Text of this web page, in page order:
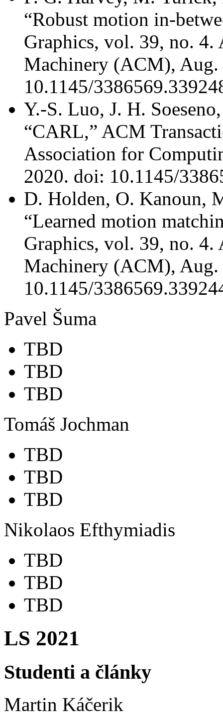
“Robust motion in-
Graphics, vol. 39, no.
Machinery (ACM),
10.1145/
Y.-S. Luo, J. H.
“CARL,” ACM
Association for
2020. doi: 10.1145/
D. Holden, O. Kanoun,
“Learned motion
Graphics, vol. 39, no.
Machinery (ACM),
10.1145/
Pavel Šuma
TBD
TBD
TBD
Tomáš Jochman
TBD
TBD
TBD
Nikolaos Efthymiadis
TBD
TBD
TBD
LS 2021
Studenti a články
Martin Káčerik